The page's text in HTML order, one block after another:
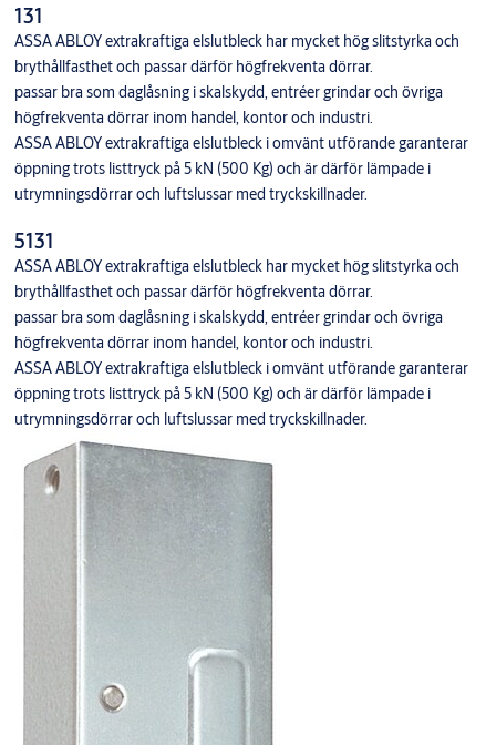
131
ASSA ABLOY extrakraftiga elslutbleck har mycket hög slitstyrka och
brythållfasthet och passar därför högfrekventa dörrar.
passar bra som daglåsning i skalskydd, entréer grindar och övriga
högfrekventa dörrar inom handel, kontor och industri.
ASSA ABLOY extrakraftiga elslutbleck i omvänt utförande garanterar
öppning trots listtryck på 5 kN (500 Kg) och är därför lämpade i
utrymningsdörrar och luftslussar med tryckskillnader.
5131
ASSA ABLOY extrakraftiga elslutbleck har mycket hög slitstyrka och
brythållfasthet och passar därför högfrekventa dörrar.
passar bra som daglåsning i skalskydd, entréer grindar och övriga
högfrekventa dörrar inom handel, kontor och industri.
ASSA ABLOY extrakraftiga elslutbleck i omvänt utförande garanterar
öppning trots listtryck på 5 kN (500 Kg) och är därför lämpade i
utrymningsdörrar och luftslussar med tryckskillnader.